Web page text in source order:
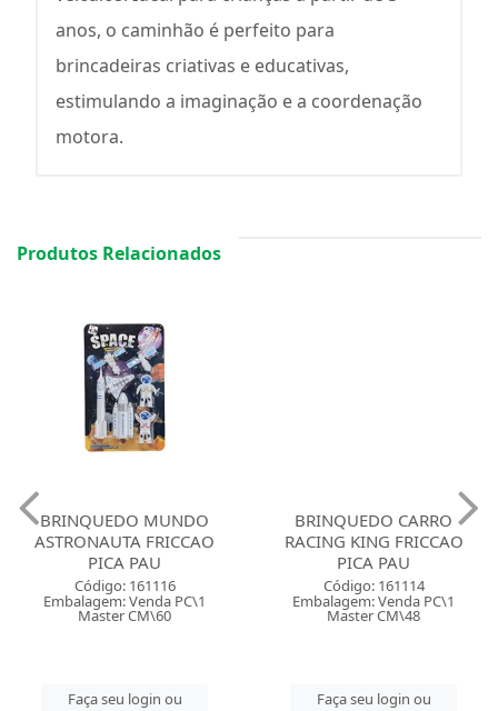
anos, o caminhão é perfeito para
brincadeiras criativas e educativas,
estimulando a imaginação e a coordenação
motora.
Produtos Relacionados
BRINQUEDO MUNDO
ASTRONAUTA FRICCAO
PICA PAU
Código: 161116
Embalagem: Venda PC\1
Master CM\60
Faça seu login ou
BRINQUEDO CARRO
RACING KING FRICCAO
PICA PAU
Código: 161114
Embalagem: Venda PC\1
Master CM\48
Faça seu login ou